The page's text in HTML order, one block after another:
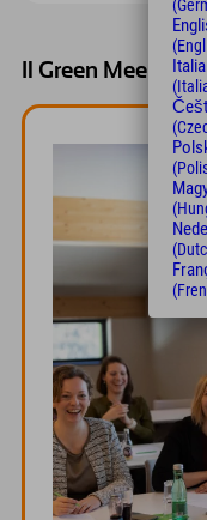
Il Green Meeting